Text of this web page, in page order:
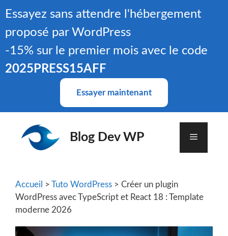
au
contenu
Essayez sans attendre l'hébergement
proposé par WordPress
-15% sur le premier mois avec le code
2025PRESS15AFF
Essayer maintenant
Blog Dev WP Menu
Accueil > Tuto WordPress > Créer un plugin
WordPress avec TypeScript et React 18 : Template
moderne 2026